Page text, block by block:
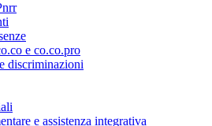
e co.co.pro
discriminazioni
e assistenza integrativa